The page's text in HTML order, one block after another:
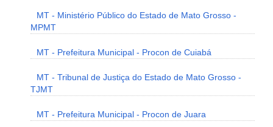
MT - Ministério Público do Estado de Mato Grosso -
MPMT
MT - Prefeitura Municipal - Procon de Cuiabá
MT - Tribunal de Justiça do Estado de Mato Grosso -
TJMT
MT - Prefeitura Municipal - Procon de Juara